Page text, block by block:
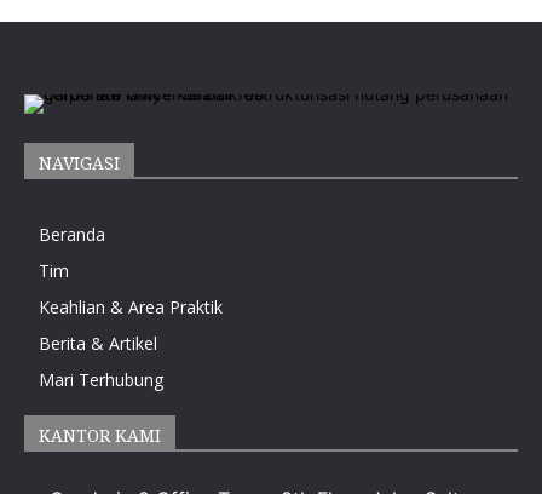
NAVIGASI
Beranda
Tim
Keahlian & Area Praktik
Berita & Artikel
Mari Terhubung
KANTOR KAMI